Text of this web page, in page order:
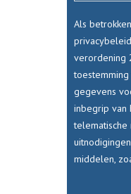
Als
verordening
gegevens
inbegrip van
middelen,